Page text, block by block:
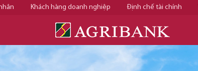
Khách hàng doanh nghiệp Định chế tài chính